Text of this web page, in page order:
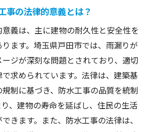
る住環境:戸田市の梅雨対策を理解
響を最小限に抑える防水工事の役
おける防水工事の季節的な重要性
快適に保つための防水工事の方法
に備えるための防水工事のポイン
事の法律的意義とは？
義は、主に建物の耐久性と安全性を
ます。埼玉県戸田市では、雨漏りが
ジが深刻な問題とされており、適切
求められています。法律は、建築基
制に基づき、防水工事の品質を統制
、建物の寿命を延ばし、住民の生活
きます。また、防水工事の法律は、